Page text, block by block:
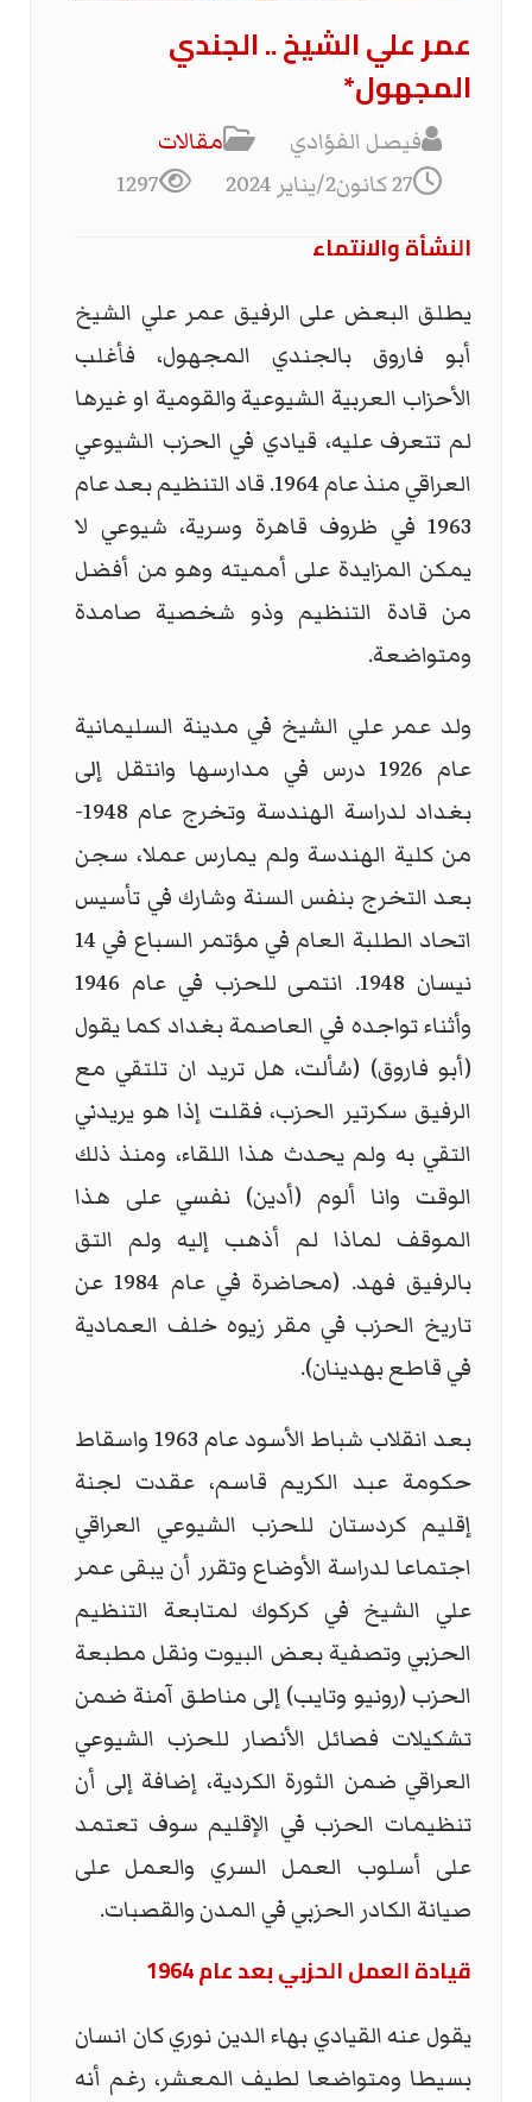
عمر علي الشيخ .. الجندي
المجهول*
فيصل الفؤادي
مقالات
27 كانون2/يناير 2024
1297
النشأة والانتماء
يطلق البعض على الرفيق عمر علي الشيخ
أبو فاروق بالجندي المجهول، فأغلب
الأحزاب العربية الشيوعية والقومية او غيرها
لم تتعرف عليه، قيادي في الحزب الشيوعي
العراقي منذ عام 1964. قاد التنظيم بعد عام
1963 في ظروف قاهرة وسرية، شيوعي لا
يمكن المزايدة على أمميته وهو من أفضل
من قادة التنظيم وذو شخصية صامدة
ومتواضعة.
ولد عمر علي الشيخ في مدينة السليمانية
عام 1926 درس في مدارسها وانتقل إلى
بغداد لدراسة الهندسة وتخرج عام 1948-
من كلية الهندسة ولم يمارس عملا، سجن
بعد التخرج بنفس السنة وشارك في تأسيس
اتحاد الطلبة العام في مؤتمر السباع في 14
نيسان 1948. انتمى للحزب في عام 1946
وأثناء تواجده في العاصمة بغداد كما يقول
(أبو فاروق) (سُألت، هل تريد ان تلتقي مع
الرفيق سكرتير الحزب، فقلت إذا هو يريدني
التقي به ولم يحدث هذا اللقاء، ومنذ ذلك
الوقت وانا ألوم (أدين) نفسي على هذا
الموقف لماذا لم أذهب إليه ولم التق
بالرفيق فهد. (محاضرة في عام 1984 عن
تاريخ الحزب في مقر زيوه خلف العمادية
في قاطع بهدينان).
بعد انقلاب شباط الأسود عام 1963 واسقاط
حكومة عبد الكريم قاسم، عقدت لجنة
إقليم كردستان للحزب الشيوعي العراقي
اجتماعا لدراسة الأوضاع وتقرر أن يبقى عمر
علي الشيخ في كركوك لمتابعة التنظيم
الحزبي وتصفية بعض البيوت ونقل مطبعة
الحزب (رونيو وتايب) إلى مناطق آمنة ضمن
تشكيلات فصائل الأنصار للحزب الشيوعي
العراقي ضمن الثورة الكردية، إضافة إلى أن
تنظيمات الحزب في الإقليم سوف تعتمد
على أسلوب العمل السري والعمل على
صيانة الكادر الحزبي في المدن والقصبات.
قيادة العمل الحزبي بعد عام 1964
يقول عنه القيادي بهاء الدين نوري كان انسان
بسيطا ومتواضعا لطيف المعشر، رغم أنه